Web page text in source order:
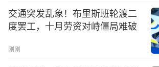
交通突发乱象！布里斯班轮渡二
度罢工，十月劳资对峙僵局难破
刚刚